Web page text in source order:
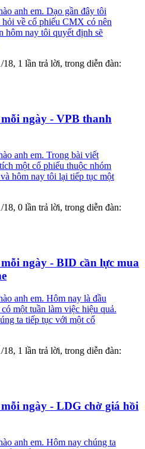
anh em. Dạo gần đây tôi
hỏi về cổ phiếu CMX có nên
hôm nay tôi quyết định sẽ
18, 1 lần trả lời, trong diễn đàn:
ngày - VPB thanh
anh em. Trong bài viết
một cổ phiếu thuộc nhóm
hôm nay tôi lại tiếp tục một
18, 0 lần trả lời, trong diễn đàn:
ngày - BID cần lực mua
anh em. Hôm nay là đầu
một tuần làm việc hiệu quả.
ta tiếp tục với một cổ
18, 1 lần trả lời, trong diễn đàn:
ngày - LDG chờ giá hồi
anh em. Hôm nay chúng ta